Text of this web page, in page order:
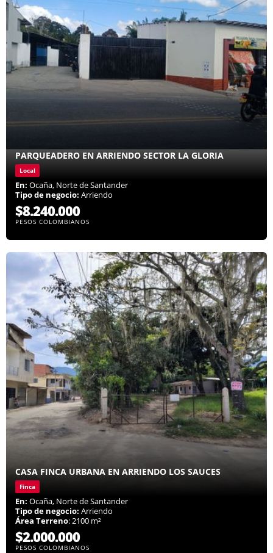
PARQUEADERO EN ARRIENDO SECTOR LA GLORIA
Local
En: Ocaña, Norte de Santander
Tipo de negocio: Arriendo
$8.240.000
PESOS COLOMBIANOS
CASA FINCA URBANA EN ARRIENDO LOS SAUCES
Finca
En: Ocaña, Norte de Santander
Tipo de negocio: Arriendo
Área Terreno: 2100 m²
$2.000.000
PESOS COLOMBIANOS